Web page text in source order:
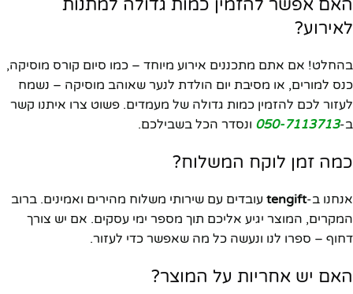
האם אפשר להזמין כמות גדולה למתנות
לאירוע?
בהחלט! אם אתם מתכננים אירוע מיוחד – כמו סיום קורס מוסיקה,
כנס למורים, או מסיבת יום הולדת לנער שאוהב מוסיקה – נשמח
לעזור לכם להזמין כמות גדולה של מעמדים. פשוט צרו איתנו קשר
ב-050-7113713 ונסדר הכל בשבילכם.
כמה זמן לוקח המשלוח?
אנחנו ב-tengift עובדים עם שירותי משלוח מהירים ואמינים. ברוב
המקרים, המוצר יגיע אליכם תוך מספר ימי עסקים. אם יש צורך
דחוף – ספרו לנו ונעשה כל מה שאפשר כדי לעזור.
האם יש אחריות על המוצר?